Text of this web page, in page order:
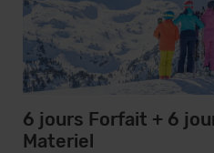
6 jours Forfait + 6
Materiel